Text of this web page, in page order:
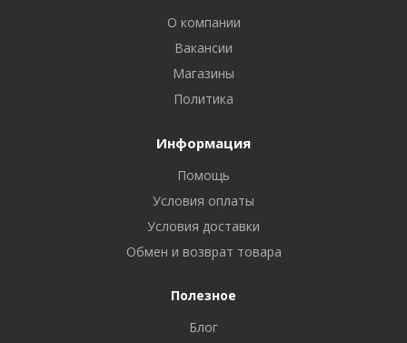
О компании
Вакансии
Магазины
Политика
Информация
Помощь
Условия оплаты
Условия доставки
Обмен и возврат товара
Полезное
Блог